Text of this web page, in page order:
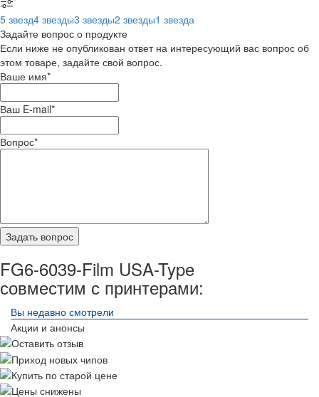
5 звезд4 звезды3 звезды2 звезды1 звезда
Задайте вопрос о продукте
Если ниже не опубликован ответ на интересующий вас вопрос об
этом товаре, задайте свой вопрос.
Ваше имя*
Ваш E-mail*
Вопрос*
FG6-6039-Film USA-Type
совместим с принтерами:
Вы недавно смотрели
Акции и анонсы